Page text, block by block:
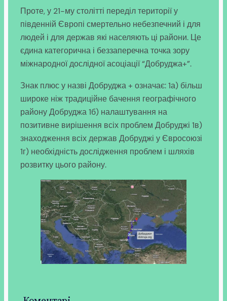
Проте, у 21-му столітті переділ території у
південній Європі смертельно небезпечний і для
людей і для держав які населяють ці райони. Це
єдина категорична і беззаперечна точка зору
міжнародної дослідної асоціації “Добруджа+”.
Знак плюс у назві Добруджа + означає: 1а) більш
широке ніж традиційне бачення географічного
району Добруджа 1б) налаштування на
позитивне вирішення всіх проблем Добруджі 1в)
знаходження всіх держав Добруджі у Євросоюзі
1г) необхідність дослідження проблем і шляхів
розвитку цього району.